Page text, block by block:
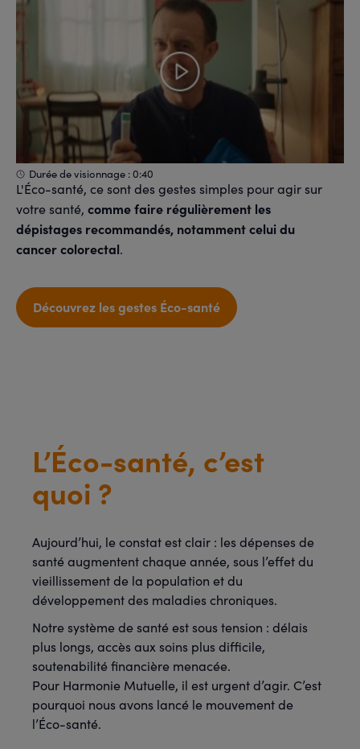
L'Éco-santé, ce sont des gestes simples pour agir sur
votre santé, comme faire régulièrement les
dépistages recommandés, notamment celui du
cancer colorectal.
Découvrez les gestes Éco-santé
Durée de visionnage : 0:40
L’Éco-santé, c’est
quoi ?
Aujourd’hui, le constat est clair : les dépenses de
santé augmentent chaque année, sous l’effet du
vieillissement de la population et du
développement des maladies chroniques.
Notre système de santé est sous tension : délais
plus longs, accès aux soins plus difficile,
soutenabilité financière menacée.
Pour Harmonie Mutuelle, il est urgent d’agir. C’est
pourquoi nous avons lancé le mouvement de
l’Éco-santé.